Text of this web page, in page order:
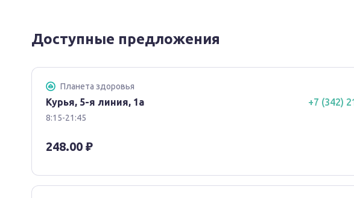
обычного белья, ни обычной прокладки.
Показания
для женской гигиены в критические дни
Противопоказания
Индивидуальная непереносимость, выраженные аллергические
Способ применения и дозы
Доступные предложения
Планета здоровья
Курья, 5-я линия, 1а
8:15-21:45
+7 (342)
248.00 ₽